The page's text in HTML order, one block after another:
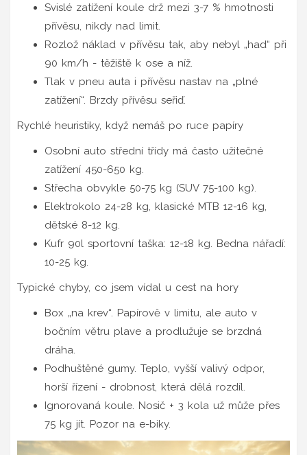
Svislé zatížení koule drž mezi 3-7 % hmotnosti
přívěsu, nikdy nad limit.
Rozlož náklad v přívěsu tak, aby nebyl „had“ při
90 km/h - těžiště k ose a níž.
Tlak v pneu auta i přívěsu nastav na „plné
zatížení“. Brzdy přívěsu seřiď.
Rychlé heuristiky, když nemáš po ruce papíry
Osobní auto střední třídy má často užitečné
zatížení 450-650 kg.
Střecha obvykle 50-75 kg (SUV 75-100 kg).
Elektrokolo 24-28 kg, klasické MTB 12-16 kg,
dětské 8-12 kg.
Kufr 90l sportovní taška: 12-18 kg. Bedna nářadí:
10-25 kg.
Typické chyby, co jsem vídal u cest na hory
Box „na krev“. Papírově v limitu, ale auto v
bočním větru plave a prodlužuje se brzdná
dráha.
Podhuštěné gumy. Teplo, vyšší valivý odpor,
horší řízení - drobnost, která dělá rozdíl.
Ignorovaná koule. Nosič + 3 kola už může přes
75 kg jít. Pozor na e-biky.